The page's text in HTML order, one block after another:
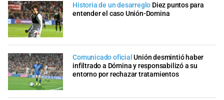
Historia de un desarreglo Diez puntos para
entender el caso Unión-Domina
Comunicado oficial Unión desmintió haber
infiltrado a Dómina y responsabilizó a su
entorno por rechazar tratamientos